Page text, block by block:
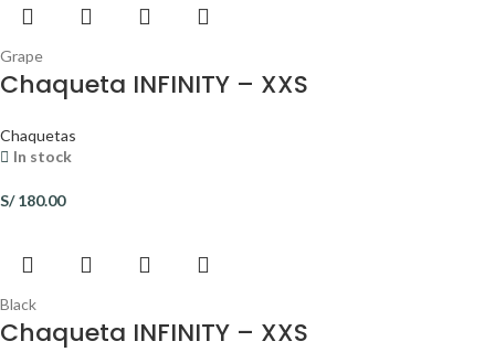
Grape
Chaqueta INFINITY – XXS
Chaquetas
In stock
S/180.00
Black
Chaqueta INFINITY – XXS